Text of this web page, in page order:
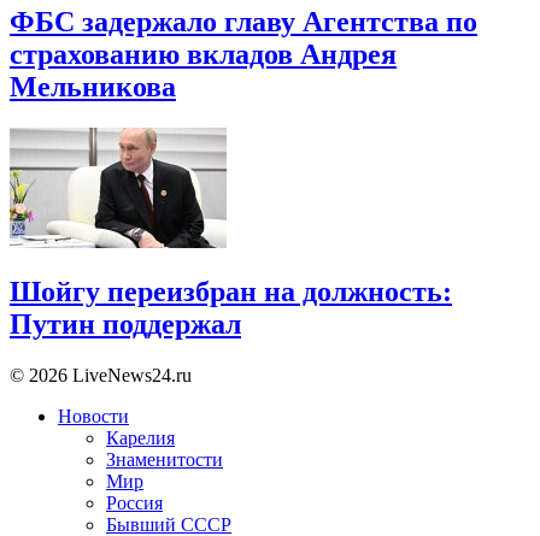
ФБС задержало главу Агентства по
страхованию вкладов Андрея
Мельникова
Шойгу переизбран на должность:
Путин поддержал
© 2026 LiveNews24.ru
Новости
Карелия
Знаменитости
Мир
Россия
Бывший СССР